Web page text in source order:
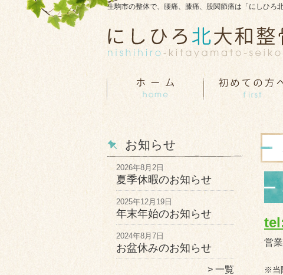
生駒市の整体で、腰痛、膝痛、股関節痛は「にしひろ北
お知らせ
2026年8月2日
夏季休暇のお知らせ
2025年12月19日
年末年始のお知らせ
2024年8月7日
お盆休みのお知らせ
一覧
営
※当